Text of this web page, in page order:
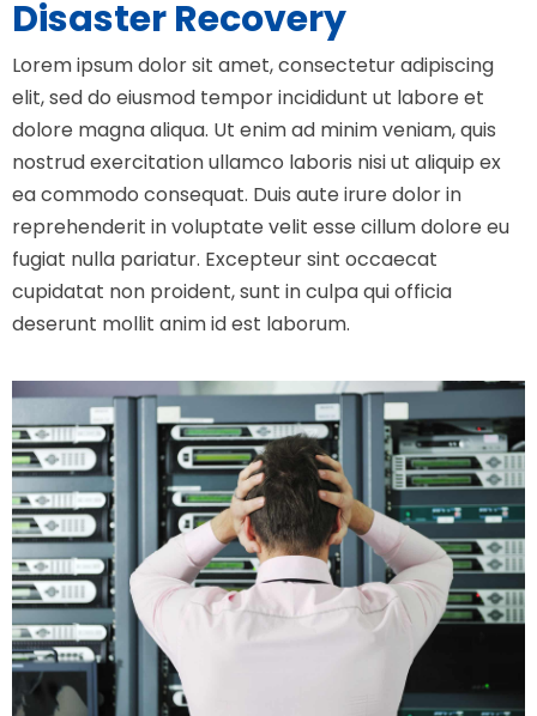
Disaster Recovery
Lorem ipsum dolor sit amet, consectetur adipiscing
elit, sed do eiusmod tempor incididunt ut labore et
dolore magna aliqua. Ut enim ad minim veniam, quis
nostrud exercitation ullamco laboris nisi ut aliquip ex
ea commodo consequat. Duis aute irure dolor in
reprehenderit in voluptate velit esse cillum dolore eu
fugiat nulla pariatur. Excepteur sint occaecat
cupidatat non proident, sunt in culpa qui officia
deserunt mollit anim id est laborum.